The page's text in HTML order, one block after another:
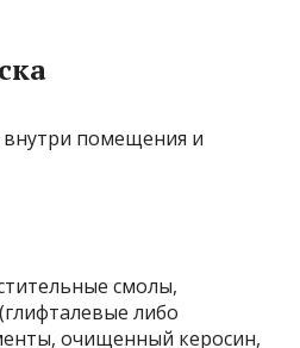
смолы,
либо
очищенный керосин,